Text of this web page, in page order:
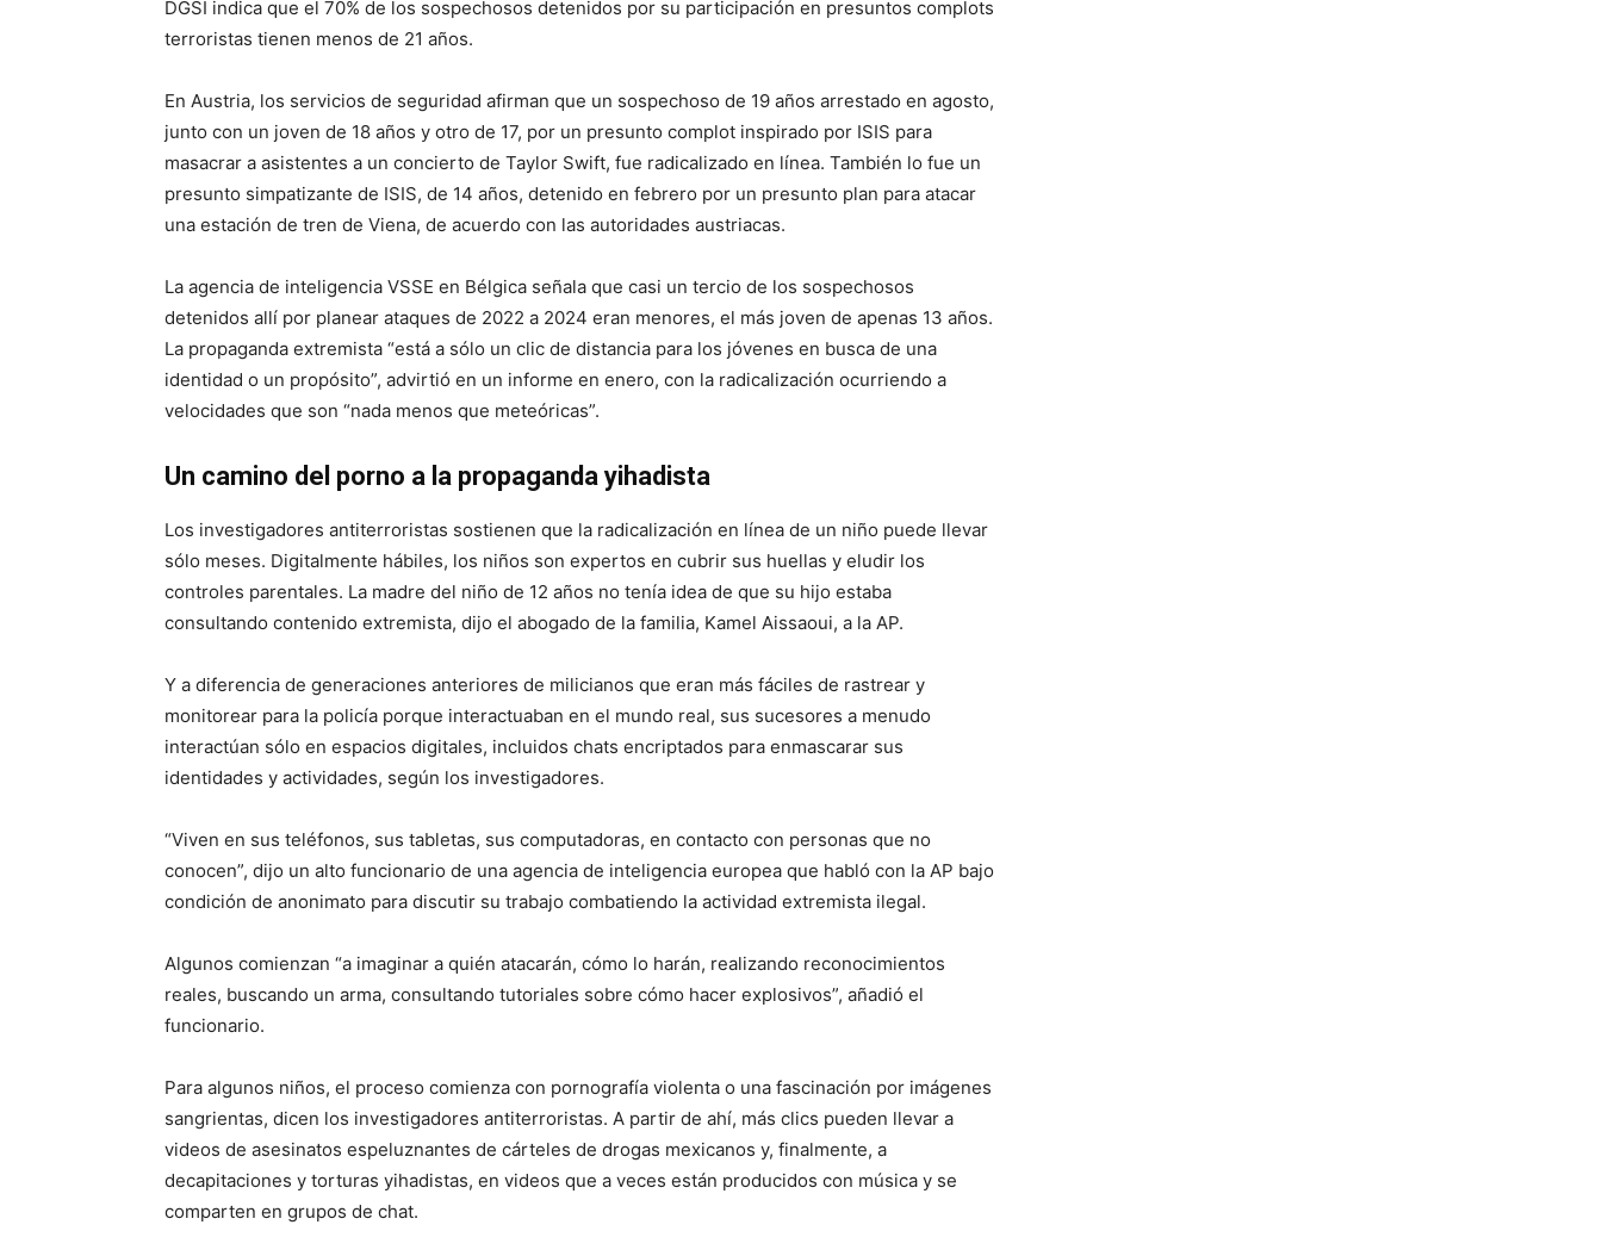
DGSI indica que el 70% de los sospechosos detenidos por su participación en presuntos complots
terroristas tienen menos de 21 años.
En Austria, los servicios de seguridad afirman que un sospechoso de 19 años arrestado en agosto,
junto con un joven de 18 años y otro de 17, por un presunto complot inspirado por ISIS para
masacrar a asistentes a un concierto de Taylor Swift, fue radicalizado en línea. También lo fue un
presunto simpatizante de ISIS, de 14 años, detenido en febrero por un presunto plan para atacar
una estación de tren de Viena, de acuerdo con las autoridades austriacas.
La agencia de inteligencia VSSE en Bélgica señala que casi un tercio de los sospechosos
detenidos allí por planear ataques de 2022 a 2024 eran menores, el más joven de apenas 13 años.
La propaganda extremista “está a sólo un clic de distancia para los jóvenes en busca de una
identidad o un propósito”, advirtió en un informe en enero, con la radicalización ocurriendo a
velocidades que son “nada menos que meteóricas”.
Un camino del porno a la propaganda yihadista
Los investigadores antiterroristas sostienen que la radicalización en línea de un niño puede llevar
sólo meses. Digitalmente hábiles, los niños son expertos en cubrir sus huellas y eludir los
controles parentales. La madre del niño de 12 años no tenía idea de que su hijo estaba
consultando contenido extremista, dijo el abogado de la familia, Kamel Aissaoui, a la AP.
Y a diferencia de generaciones anteriores de milicianos que eran más fáciles de rastrear y
monitorear para la policía porque interactuaban en el mundo real, sus sucesores a menudo
interactúan sólo en espacios digitales, incluidos chats encriptados para enmascarar sus
identidades y actividades, según los investigadores.
“Viven en sus teléfonos, sus tabletas, sus computadoras, en contacto con personas que no
conocen”, dijo un alto funcionario de una agencia de inteligencia europea que habló con la AP bajo
condición de anonimato para discutir su trabajo combatiendo la actividad extremista ilegal.
Algunos comienzan “a imaginar a quién atacarán, cómo lo harán, realizando reconocimientos
reales, buscando un arma, consultando tutoriales sobre cómo hacer explosivos”, añadió el
funcionario.
Para algunos niños, el proceso comienza con pornografía violenta o una fascinación por imágenes
sangrientas, dicen los investigadores antiterroristas. A partir de ahí, más clics pueden llevar a
videos de asesinatos espeluznantes de cárteles de drogas mexicanos y, finalmente, a
decapitaciones y torturas yihadistas, en videos que a veces están producidos con música y se
comparten en grupos de chat.